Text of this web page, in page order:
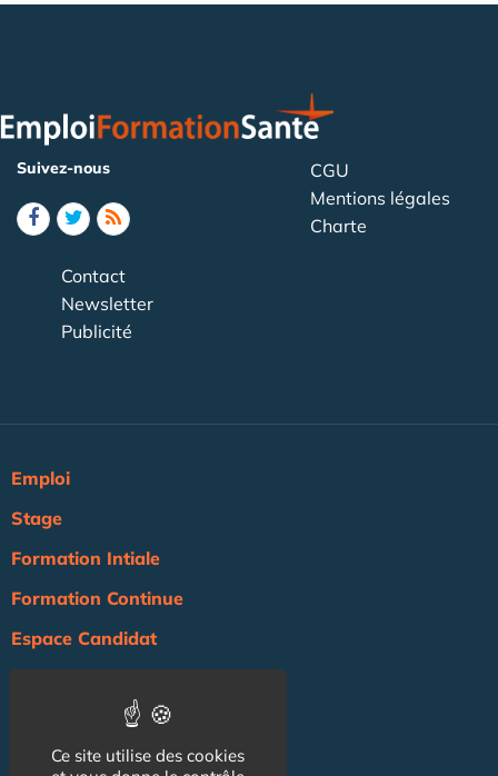
Suivez-nous
CGU
Mentions légales
Charte
Contact
Newsletter
Publicité
Emploi
Stage
Formation Intiale
Formation Continue
Espace Candidat
AgendaCe site utilise des cookies